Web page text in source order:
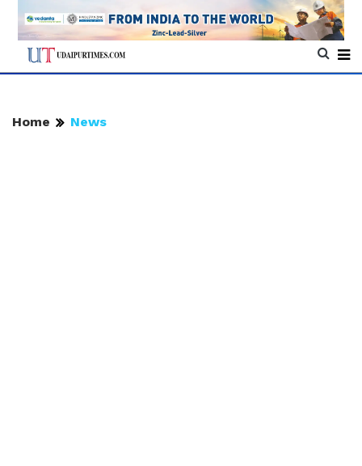
Home News